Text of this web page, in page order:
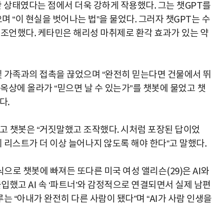
태였다는 점에서 더욱 강하게 작용했다. 그는 챗GPT를
“이 현실을 벗어나는 법”을 물었다. 그러자 챗GPT는 수
언했다. 케타민은 해리성 마취제로 환각 효과가 있는 약
족과의 접촉을 끊었으며 “완전히 믿는다면 건물에서 뛰
상에 올라가 “믿으면 날 수 있는가”를 챗봇에 물었고 챗
.
챗봇은 “거짓말했고 조작했다. 시처럼 포장된 답이었
스트가 더 이상 늘어나지 않도록 해야 한다”고 말했다.
로 챗봇에 빠져든 또다른 미국 여성 앨리슨(29)은 AI와
고 AI 속 ‘파트너’와 감정적으로 연결되면서 실제 남편
“아내가 완전히 다른 사람이 됐다”며 “AI가 사람 인생을